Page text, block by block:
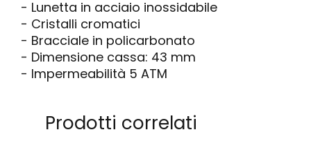
- Lunetta in acciaio inossidabile
- Cristalli cromatici
- Bracciale in policarbonato
- Dimensione cassa: 43 mm
- Impermeabilità 5 ATM
Prodotti correlati